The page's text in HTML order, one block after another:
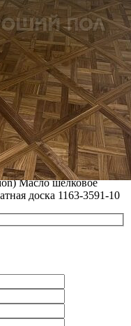
НА ПАРКЕТЕ.
ВОСКОМ
пейна (Payne’s Grey)
Масло шелковое
доска 1163-3591-10